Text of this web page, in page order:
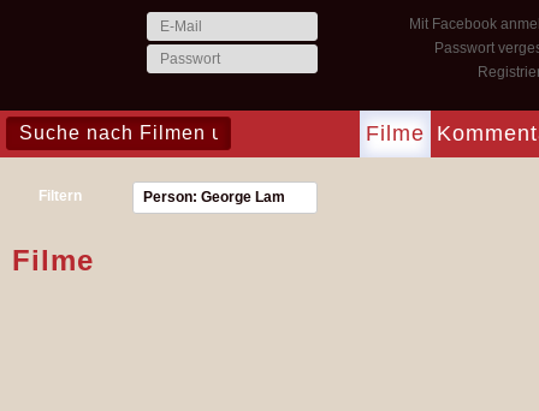
Mit Facebook
Passwort
Filme
Filtern Person: George Lam
Filme